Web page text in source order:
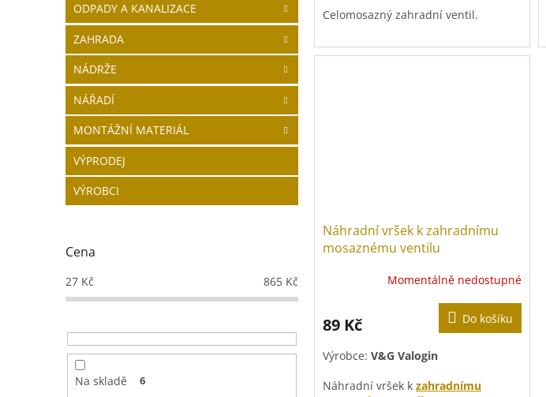
ODPADY A KANALIZACE
ZAHRADA
NÁDRŽE
NÁŘADÍ
MONTÁŽNÍ MATERIÁL
VÝPRODEJ
VÝROBCI
Cena
27 Kč 865 Kč
Na skladě 6
Celomosazný zahradní ventil.
Hadičník:mosaz
Náhradní vršek k zahradnímu
mosaznému ventilu
Momentálně nedostupné
89 Kč Do košíku
Výrobce: V&G Valogin
Náhradní vršek k zahradnímu